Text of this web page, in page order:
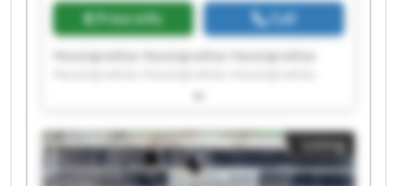
Price info Call
Hazaizgradnja Hazaizgradnja Hazaizgradnja
Hazaizgradnja Hazaizgradnja Hazaizgradnja
Hazaizgradnja Hazaizgradnja Hazaizgradnja
Hazaizgradnja Hazaizgradnja Hazaizgradnja
Hazaizgradnja Hazaizgradnja
Listing